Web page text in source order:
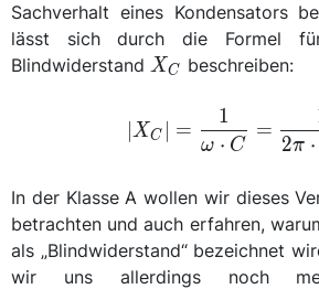
Sachverhalt eines Kondensators
lässt sich durch die Formel
Blindwiderstand X_C
XC beschreiben:
C} =
∣XC =
ω ⋅ C
1
=
2π ⋅
In der Klasse A wollen wir dieses
betrachten und auch erfahren,
als „Blindwiderstand“ bezeichnet
wir uns allerdings noch